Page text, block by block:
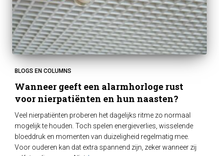
BLOGS EN COLUMNS
Wanneer geeft een alarmhorloge rust
voor nierpatiënten en hun naasten?
Veel nierpatiënten proberen het dagelijks ritme zo normaal
mogelijk te houden. Toch spelen energieverlies, wisselende
bloeddruk en momenten van duizeligheid regelmatig mee.
Voor ouderen kan dat extra spannend zijn, zeker wanneer zij